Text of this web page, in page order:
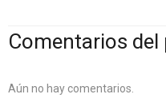
Comentarios
Aún no hay comentarios.